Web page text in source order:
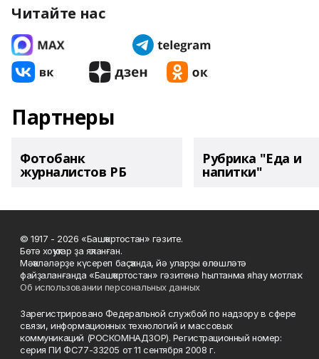
Читайте нас
Партнеры
Фотобанк
журналистов РБ
Рубрика "Еда и
напитки"
© 1917 - 2026 «Башҡортостан» гәзите.
Бөтә хоҡуҡтар ҙа яҡланған.
Мәҡәләләрҙе күсереп баҫҡанда, йә уларҙы өлөшләтә
файҙаланғанда «Башҡортостан» гәзитенә һылтанма яһау мотлаҡ.
Об использовании персональных данных
Зарегистрировано Федеральной службой по надзору в сфере
связи, информационных технологий и массовых
коммуникаций (РОСКОМНАДЗОР). Регистрационный номер:
серия ПИ ФС77-33205 от 11 сентября 2008 г.